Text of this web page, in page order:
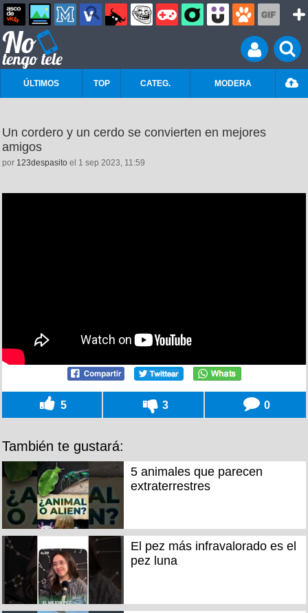
ÚLTIMOS TOP CATEG. MODERA
Un cordero y un cerdo se convierten en mejores
amigos
por 123despasito el 1 sep 2023, 11:59
5 3 0
También te gustará:
5 animales que parecen
extraterrestres
El pez más infravalorado es el
pez luna